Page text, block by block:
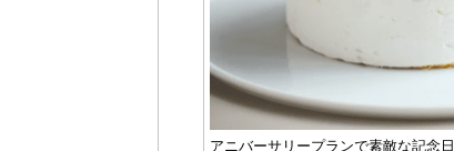
アニバーサリープランで素敵な記念